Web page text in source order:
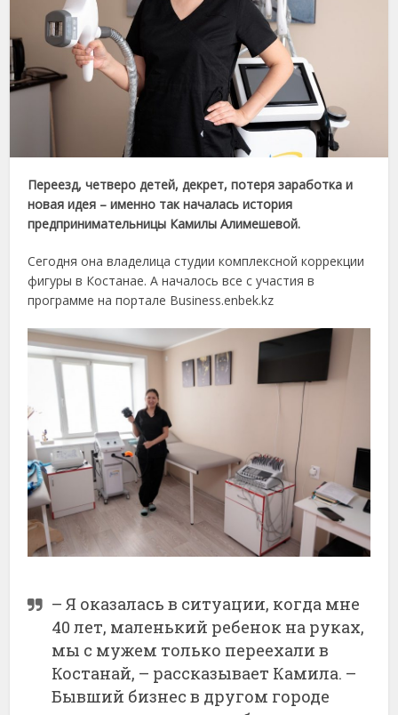
Переезд, четверо детей, декрет, потеря заработка и
новая идея – именно так началась история
предпринимательницы Камилы Алимешевой.
Сегодня она владелица студии комплексной коррекции
фигуры в Костанае. А началось все с участия в
программе на портале Business.enbek.kz
– Я оказалась в ситуации, когда мне
40 лет, маленький ребенок на руках,
мы с мужем только переехали в
Костанай, – рассказывает Камила. –
Бывший бизнес в другом городе